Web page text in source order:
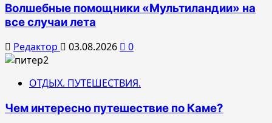
Волшебные помощники «Мультиландии» на
все случаи лета
Редактор 03.08.2026 0
ОТДЫХ. ПУТЕШЕСТВИЯ.
Чем интересно путешествие по Каме?